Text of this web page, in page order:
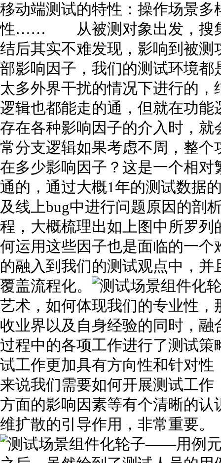
移动端测试的特性：操作场景
性…… 从被测对象出发，搜集
结后其实不难发现，影响到被
部影响因子，我们的测试环境
太多外界干扰的情况下进行的
逻辑也都能走的通，但就在功
存在各种影响因子的介入时，
常分支逻辑如果考虑不周，整
在多少影响因子？这是一个相
通的，通过大概1年的测试数据
及线上bug中进行问题原因的剖
程，大概梳理出如上图中所罗
何运用这些因子也是面临的一
的融入到我们的测试观点中，
覆盖流程化。
艺术，如何体现我们的专业性
收业界以及自身经验的同时，融
过程中的各项工作进行了测试
试工作更加具有方向性和针对
来说我们需要如何开展测试工
方面的影响因素等有个清晰的
维扩散的引导作用，非常重要。